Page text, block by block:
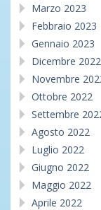
Marzo 2023
Febbraio 2023
Gennaio 2023
Dicembre 2022
Novembre
Ottobre 2022
Settembre
Agosto 2022
Luglio 2022
Giugno 2022
Maggio 2022
Aprile 2022